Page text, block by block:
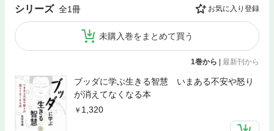
シリーズ 全1冊 お気に入り登録
未購入巻をまとめて買う
1巻から | 最新刊から
ブッダに学ぶ生きる智慧 いまある不安や怒り
が消えてなくなる本
1,320